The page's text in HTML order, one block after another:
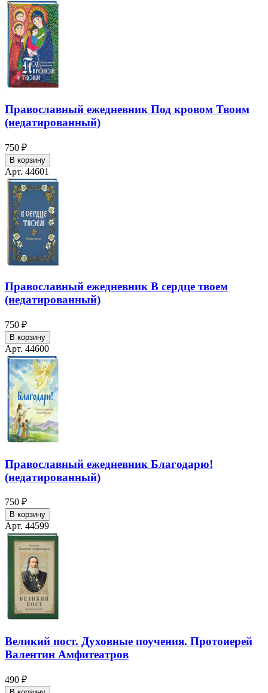
Православный ежедневник Под кровом Твоим
(недатированный)
750 ₽
В корзину
Арт. 44601
Православный ежедневник В сердце твоем
(недатированный)
750 ₽
В корзину
Арт. 44600
Православный ежедневник Благодарю!
(недатированный)
750 ₽
В корзину
Арт. 44599
Великий пост. Духовные поучения. Протоиерей
Валентин Амфитеатров
490 ₽